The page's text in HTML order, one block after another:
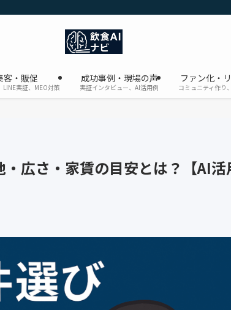
客・販促
LINE実証、MEO対策
成功事例・現場の声
実証インタビュー、AI活用例
ファン化・
コミュニティ作り
広さ・家賃の目安とは？【AI活